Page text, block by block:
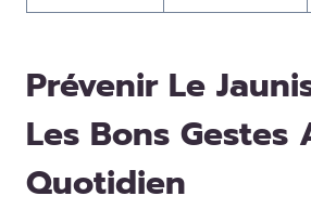
Prévenir Le
Les Bons Gestes
Quotidien